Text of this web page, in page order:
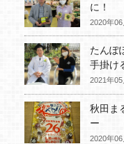
に！
2020年06
たんぽ
手掛け
2021年05
秋田ま
ー
2020年06